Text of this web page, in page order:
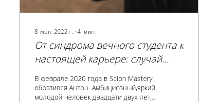
8 июн. 2022 г. ∙ 4 мин.
От синдрома вечного студента к
настоящей карьере: случай
Антона
В феврале 2020 года в Scion Mastery
обратился Антон. Амбициозный,яркий
молодой человек двадцати двух лет,